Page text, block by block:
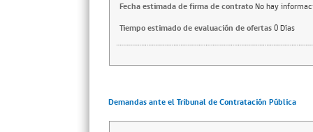
Fecha estimada de firma de contratoNo hay
Tiempo estimado de evaluación de ofertas0 Días
Demandas ante el Tribunal de Contratación Pública